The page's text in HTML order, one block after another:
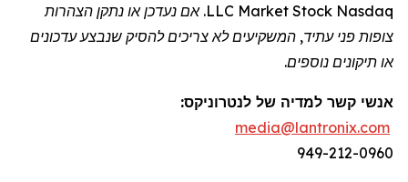
Nasdaq
Market
LLC. אם נעדכן או נתקן הצהרות
צופות פני עתיד, המשקיעים לא צריכים להסיק שנבצע עדכונים
או תיקונים נוספים.
אנשי קשר למדיה של לנטרוניקס:
media@lantronix.com
949-212-0960